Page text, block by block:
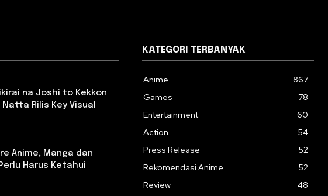
na Joshi to Kekkon
Rilis Key Visual
Anime, Manga dan
Harus Ketahui
KATEGORI TERBANYAK
Anime
867
Games
78
Entertainment
60
Action
54
Press Release
52
Rekomendasi Anime
52
Review
48